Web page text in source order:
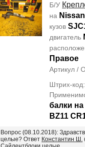
Б/У
на
кузов
двигатель
Правое
Артикул /
Штрих-
балки
BZ11
Вопрос (08.10.2018):
целые? Ответ Константин Ш.